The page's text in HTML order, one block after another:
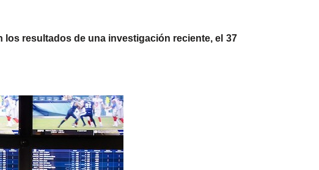
los resultados de una investigación reciente, el 37